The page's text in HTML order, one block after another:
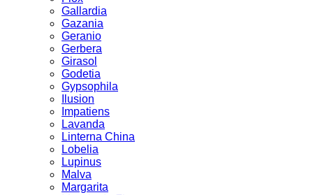
Gallardia
Gazania
Geranio
Gerbera
Girasol
Godetia
Gypsophila
Ilusion
Impatiens
Lavanda
Linterna China
Lobelia
Lupinus
Malva
Margarita